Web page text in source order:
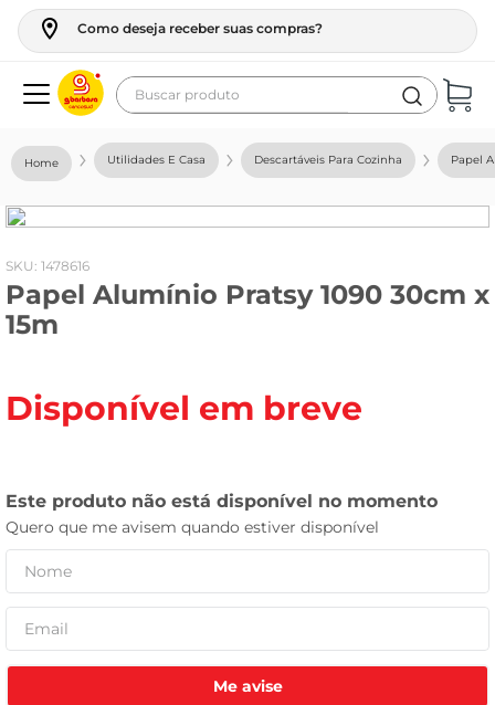
Como deseja receber suas compras?
Buscar produto
Utilidades E Casa Descartáveis Para Cozinha Papel
: 1478616
Papel Alumínio Pratsy 1090 30cm x
15m
Disponível em breve
Me avise
geladeira
fogao
café
cerveja
leite
celular